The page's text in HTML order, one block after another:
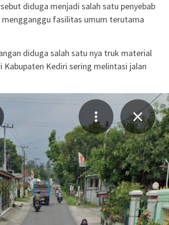
diduga menjadi salah satu penyebab
mengganggu fasilitas umum terutama
diduga salah satu nya truk material
Kabupaten Kediri sering melintasi jalan